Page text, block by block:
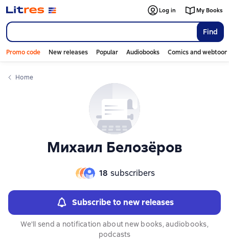
Find
Log in My Books
Promo code New releases Popular Audiobooks Comics and
Home
Михаил Белозёров
18 subscribers
Subscribe to new releases
We'll send a notification about new books, audiobooks,
podcasts
Слайдер с книгами